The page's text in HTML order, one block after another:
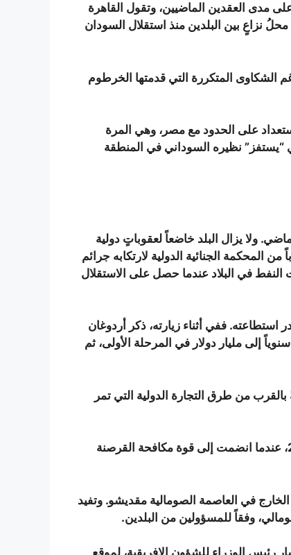
مدى العقدين الماضيين، وتقول القاهرة
نزاعٍ بين البلدين منذ استقلال السودان
وجودها العسكري في المنطقة منذ عام 1996، رغم الشكاوى المتكررة التي قدمتها الخرطوم
على أهبة الاستعداد على الحدود مع مصر، وهي المرة
إنَّ الجيش المصري “يستفز” نظيره السوداني في المنطقة
ولا يزال البلد خاضعاً لعقوباتٍ دولية
المحكمة الجنائية الدولية لارتكابه جرائم
النفط في البلاد عندما حصل على الاستقلال
ففي أثناء زيارته، ذكر أردوغان
التجارة بينهما من 500 مليون دولار سنوياً إلى مليار دولار في المرحلة الأولى، ثم
من طرق التجارة الدولية التي تمر
ولأنقرة نشاطاتٌ عسكرية في الصومال المجاورة منذ عام 2009، عندما انضمت إلى قوة مكافحة القرصنة
عسكرية في الخارج في العاصمة الصومالية مقديشو. وتفيد